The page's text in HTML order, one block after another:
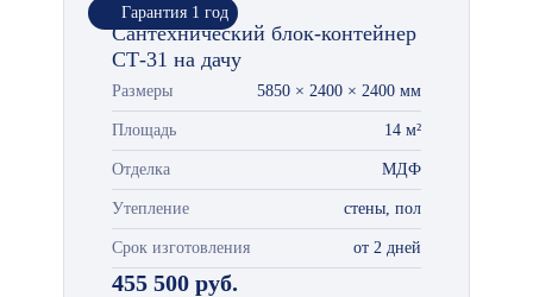
Гарантия 1 год
Сантехнический блок-контейнер
СТ-31 на дачу
Размеры 5850 × 2400 × 2400 мм
Площадь 14 м²
Отделка МДФ
Утепление стены, пол
Срок изготовления от 2 дней
455 500 руб.